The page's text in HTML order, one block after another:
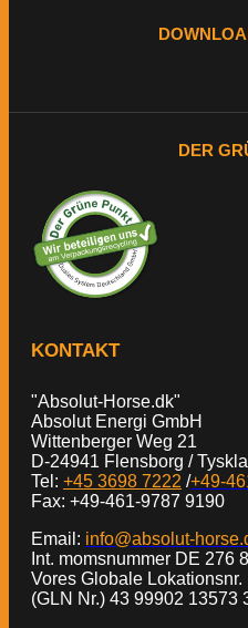
DER
KONTAKT
"Absolut-Horse.dk"
Absolut Energi GmbH
Wittenberger Weg 21
D-24941 Flensborg /
Tel: +45 3698 7222 /+49-
Fax: +49-461-9787 9190
Email: info@absolut-
Int. momsnummer DE 276
Vores Globale Lokationsnr.
(GLN Nr.) 43 99902 13573